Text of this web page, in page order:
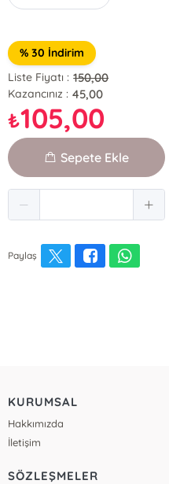
% 30 İndirim
Liste Fiyatı : 150,00
Kazancınız : 45,00
₺105,00
Sepete Ekle
Paylaş
KURUMSAL
Hakkımızda
İletişim
SÖZLEŞMELER